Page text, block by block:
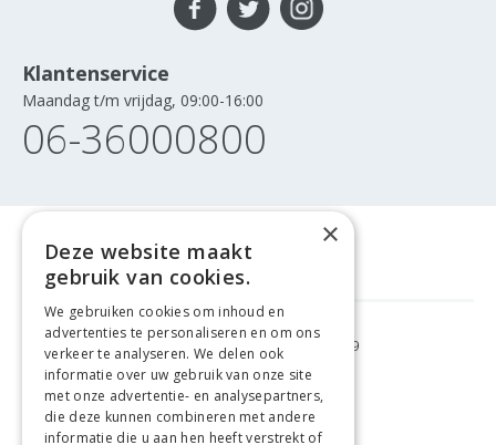
Klantenservice
Maandag t/m vrijdag, 09:00-16:00
06-36000800
GRATIS VERZENDING VANAF €99
GEMAKKELIJKRETOURNEREN
×
Deze website maakt
gebruik van cookies.
We gebruiken cookies om inhoud en
advertenties te personaliseren en om ons
verkeer te analyseren. We delen ook
informatie over uw gebruik van onze site
met onze advertentie- en analysepartners,
die deze kunnen combineren met andere
informatie die u aan hen heeft verstrekt of